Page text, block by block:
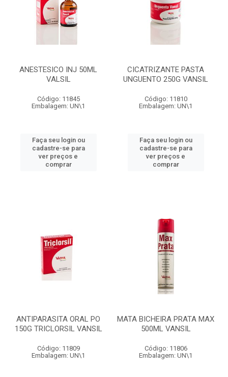
ANESTESICO INJ 50ML
VALSIL
Código: 11845
Embalagem: UN\1
Faça seu login ou
cadastre-se para
ver preços e
comprar
CICATRIZANTE PASTA
UNGUENTO 250G VANSIL
Código: 11810
Embalagem: UN\1
Faça seu login ou
cadastre-se para
ver preços e
comprar
ANTIPARASITA ORAL PO
150G TRICLORSIL VANSIL
Código: 11809
Embalagem: UN\1
MATA BICHEIRA PRATA MAX
500ML VANSIL
Código: 11806
Embalagem: UN\1